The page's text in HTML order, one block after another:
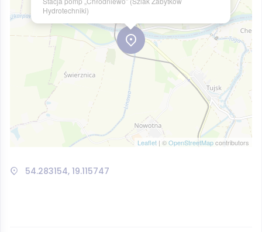
Hydrotechniki)
Leaflet | ©OpenStreetMapcontributors
54.283154, 19.115747